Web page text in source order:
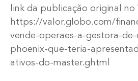
link da publicação original no
https://valor.globo.com/
vende-operaes-a-gestora-
phoenix-que-teria-
ativos-do-master.ghtml